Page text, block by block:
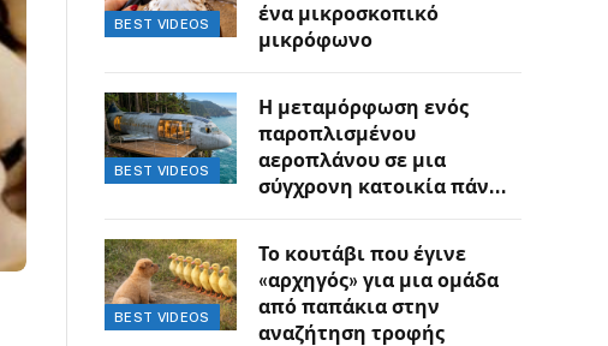
BEST VIDEOS
ένα μικροσκοπικό
μικρόφωνο
BEST VIDEOS
Η μεταμόρφωση ενός
παροπλισμένου
αεροπλάνου σε μια
σύγχρονη κατοικία πάνω
BEST VIDEOS
Το κουτάβι που έγινε
«αρχηγός» για μια ομάδα
από παπάκια στην
αναζήτηση τροφής